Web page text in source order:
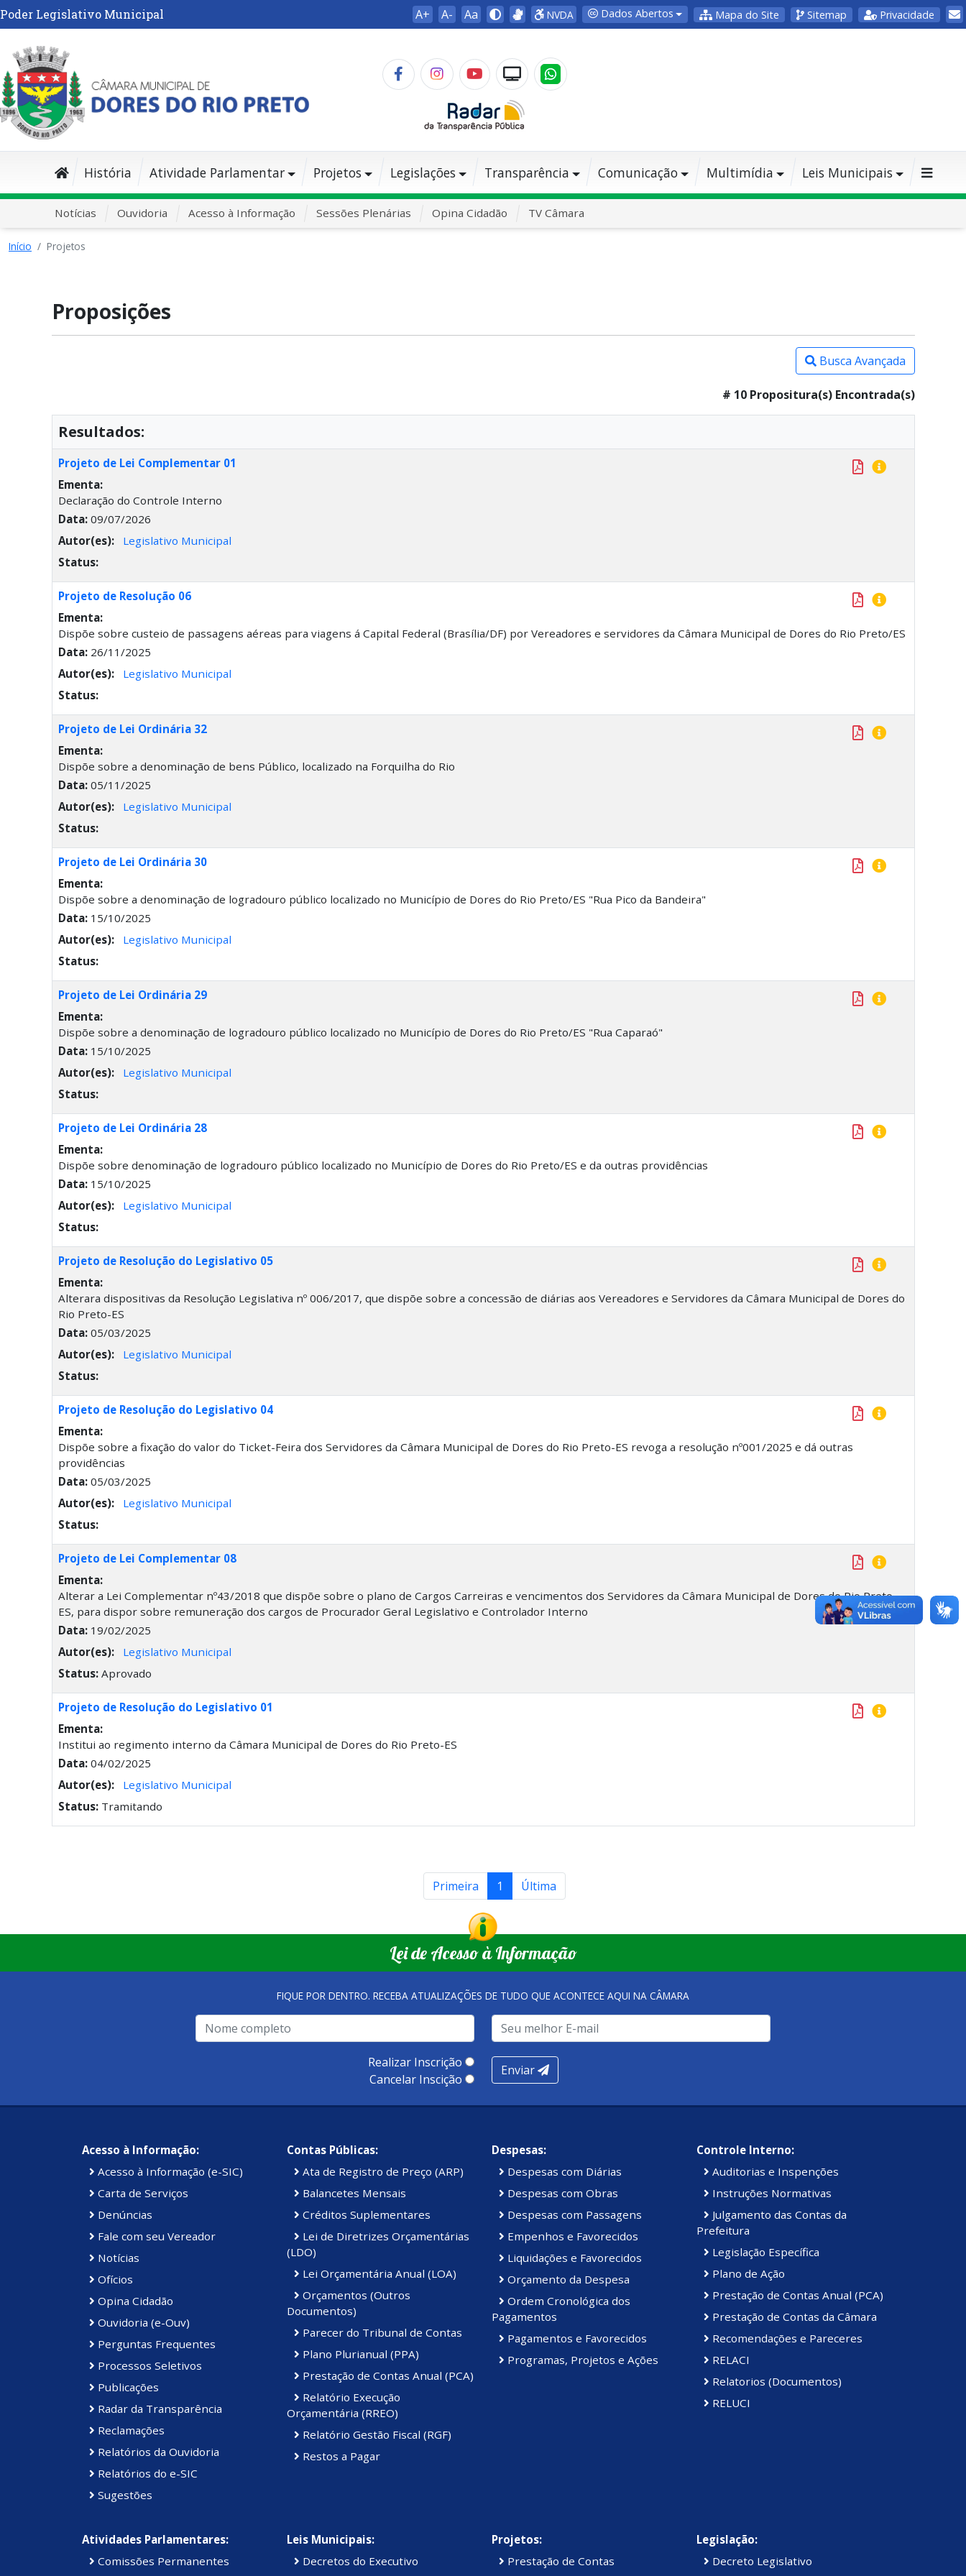
Poder Legislativo Municipal A+ A- Aa NVDA Dados Abertos Mapa do Site Sitemap Privacidade
História Atividade Parlamentar Projetos Legislações Transparência Comunicação Multimídia Leis Municipais
Notícias Ouvidoria Acesso à Informação Sessões Plenárias Opina Cidadão TV Câmara
Início Projetos
Proposições
Busca Avançada
# 10 Propositura(s) Encontrada(s)
Resultados:
Projeto de Lei Complementar 01
Ementa:
Declaração do Controle Interno
Data:09/07/2026
Autor(es):
Legislativo Municipal
Status:
Projeto de Resolução 06
Ementa:
Dispõe sobre custeio de passagens aéreas para viagens á Capital Federal (Brasília/DF) por Vereadores e servidores da Câmara Municipal de Dores do Rio Preto/ES
Data:26/11/2025
Autor(es):
Legislativo Municipal
Status:
Projeto de Lei Ordinária 32
Ementa:
Dispõe sobre a denominação de bens Público, localizado na Forquilha do Rio
Data:05/11/2025
Autor(es):
Legislativo Municipal
Status:
Projeto de Lei Ordinária 30
Ementa:
Dispõe sobre a denominação de logradouro público localizado no Município de Dores do Rio Preto/ES "Rua Pico da Bandeira"
Data:15/10/2025
Autor(es):
Legislativo Municipal
Status:
Projeto de Lei Ordinária 29
Ementa:
Dispõe sobre a denominação de logradouro público localizado no Município de Dores do Rio Preto/ES "Rua Caparaó"
Data:15/10/2025
Autor(es):
Legislativo Municipal
Status:
Projeto de Lei Ordinária 28
Ementa:
Dispõe sobre denominação de logradouro público localizado no Município de Dores do Rio Preto/ES e da outras providências
Data:15/10/2025
Autor(es):
Legislativo Municipal
Status:
Projeto de Resolução do Legislativo 05
Ementa:
Alterara dispositivas da Resolução Legislativa nº 006/2017, que dispõe sobre a concessão de diárias aos Vereadores e Servidores da Câmara Municipal de Dores do
Rio Preto-ES
Data:05/03/2025
Autor(es):
Legislativo Municipal
Status:
Projeto de Resolução do Legislativo 04
Ementa:
Dispõe sobre a fixação do valor do Ticket-Feira dos Servidores da Câmara Municipal de Dores do Rio Preto-ES revoga a resolução nº001/2025 e dá outras
providências
Data:05/03/2025
Autor(es):
Legislativo Municipal
Status:
Projeto de Lei Complementar 08
Ementa:
Alterar a Lei Complementar nº43/2018 que dispõe sobre o plano de Cargos Carreiras e vencimentos dos Servidores da Câmara Municipal de Dores do Rio Preto-
ES, para dispor sobre remuneração dos cargos de Procurador Geral Legislativo e Controlador Interno
Data:19/02/2025
Autor(es):
Legislativo Municipal
Status:Aprovado
Projeto de Resolução do Legislativo 01
Ementa:
Institui ao regimento interno da Câmara Municipal de Dores do Rio Preto-ES
Data:04/02/2025
Autor(es):
Legislativo Municipal
Status:Tramitando
Primeira 1 Última
Lei de Acesso à Informação
FIQUE POR DENTRO. RECEBA ATUALIZAÇÕES DE TUDO QUE ACONTECE AQUI NA CÂMARA
Realizar Inscrição
Cancelar Inscição
Enviar
Acesso à Informação:
Acesso à Informação (e-SIC)
Carta de Serviços
Denúncias
Fale com seu Vereador
Notícias
Ofícios
Opina Cidadão
Ouvidoria (e-Ouv)
Perguntas Frequentes
Processos Seletivos
Publicações
Radar da Transparência
Reclamações
Relatórios da Ouvidoria
Relatórios do e-SIC
Sugestões
Contas Públicas:
Ata de Registro de Preço (ARP)
Balancetes Mensais
Créditos Suplementares
Lei de Diretrizes Orçamentárias
(LDO)
Lei Orçamentária Anual (LOA)
Orçamentos (Outros
Documentos)
Parecer do Tribunal de Contas
Plano Plurianual (PPA)
Prestação de Contas Anual (PCA)
Relatório Execução
Orçamentária (RREO)
Relatório Gestão Fiscal (RGF)
Restos a Pagar
Despesas:
Despesas com Diárias
Despesas com Obras
Despesas com Passagens
Empenhos e Favorecidos
Liquidações e Favorecidos
Orçamento da Despesa
Ordem Cronológica dos
Pagamentos
Pagamentos e Favorecidos
Programas, Projetos e Ações
Controle Interno:
Auditorias e Inspenções
Instruções Normativas
Julgamento das Contas da
Prefeitura
Legislação Específica
Plano de Ação
Prestação de Contas Anual (PCA)
Prestação de Contas da Câmara
Recomendações e Pareceres
RELACI
Relatorios (Documentos)
RELUCI
Atividades Parlamentares:
Comissões Permanentes
Leis Municipais:
Decretos do Executivo
Projetos:
Prestação de Contas
Legislação:
Decreto Legislativo